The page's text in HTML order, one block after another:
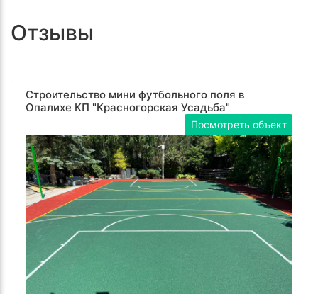
Отзывы
Строительство мини футбольного поля в
Опалихе КП "Красногорская Усадьба"
Посмотреть объект